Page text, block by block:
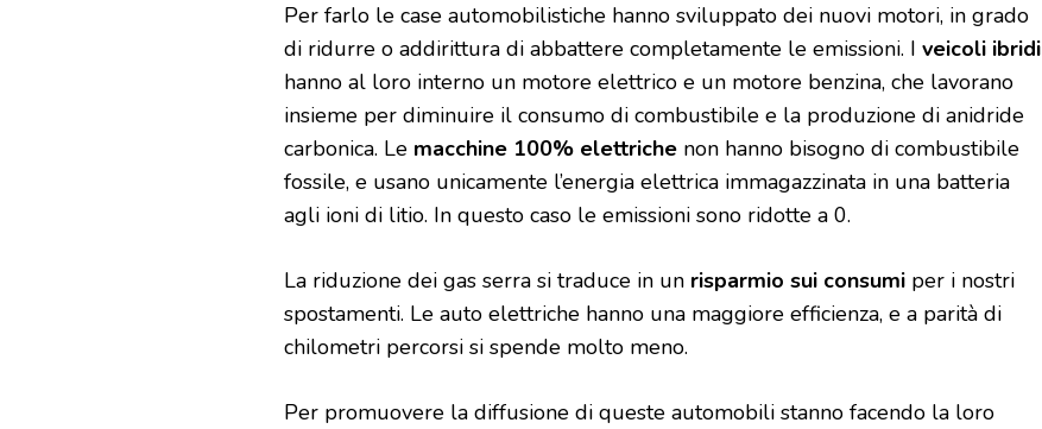
Per farlo le case automobilistiche hanno sviluppato dei nuovi motori, in grado
di ridurre o addirittura di abbattere completamente le emissioni. I veicoli ibridi
hanno al loro interno un motore elettrico e un motore benzina, che lavorano
insieme per diminuire il consumo di combustibile e la produzione di anidride
carbonica. Le macchine 100% elettriche non hanno bisogno di combustibile
fossile, e usano unicamente l’energia elettrica immagazzinata in una batteria
agli ioni di litio. In questo caso le emissioni sono ridotte a 0.
La riduzione dei gas serra si traduce in un risparmio sui consumi per i nostri
spostamenti. Le auto elettriche hanno una maggiore efficienza, e a parità di
chilometri percorsi si spende molto meno.
Per promuovere la diffusione di queste automobili stanno facendo la loro